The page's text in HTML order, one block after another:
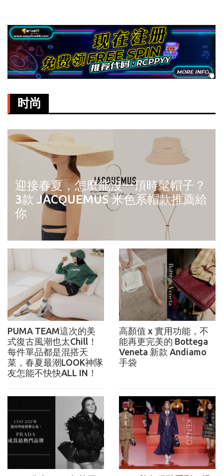
时尚
迎接春夏，怎麼能沒一頂時髦帽子？
3款 JACQUEMUS 米色系帽款推薦給
你
PUMA TEAM這次的美
式復古風潮也太Chill！
每件單品都是混搭天
菜，春夏最潮LOOK神隊
友怎能不快快ALL IN！
高顏值 x 實用功能，不
能再更完美的 Bottega
Veneta 新款 Andiamo
手袋